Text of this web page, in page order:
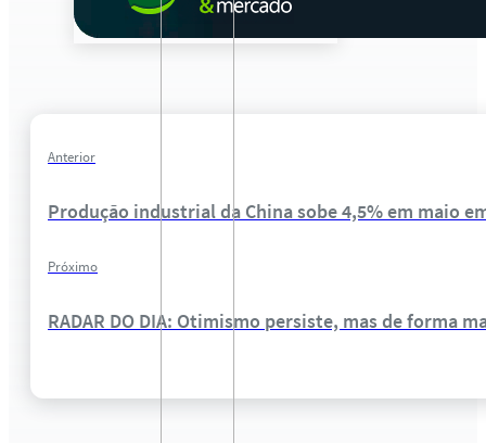
Anterior
Produção industrial da China sobe 4,5% em maio
Próximo
RADAR DO DIA: Otimismo persiste, mas de forma